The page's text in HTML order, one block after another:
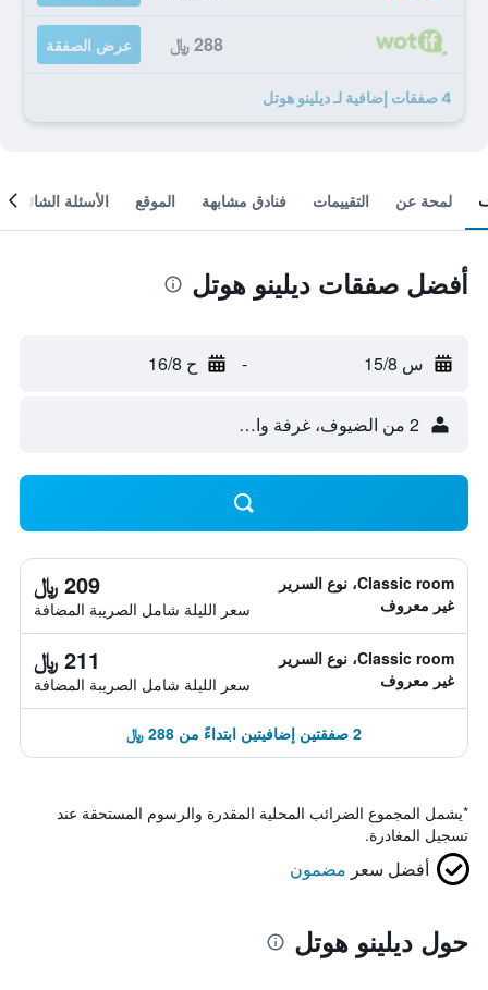
288 ﷼ عرض الصفقة
4 صفقات إضافية لـ ديلينو هوتل
لمحة عن التقييمات فنادق مشابهة الموقع الأسئلة الشائعة
أفضل صفقات ديلينو هوتل
س 15/8 - ح 16/8
2 من الضيوف، غرفة واحدة
Classic room، نوع السرير
غير معروف
209 ﷼
سعر الليلة شامل الصريبة المضافة
Classic room، نوع السرير
غير معروف
211 ﷼
سعر الليلة شامل الصريبة المضافة
2 صفقتين إضافيتين ابتداءً من 288 ﷼
*يشمل المجموع الضرائب المحلية المقدرة والرسوم المستحقة عند
تسجيل المغادرة.
أفضل سعر مضمون
حول ديلينو هوتل